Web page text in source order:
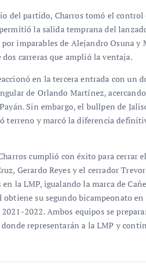
del partido, Charros tomó el
la salida temprana del
por imparables de Alejandro Osuna
carreras que amplió la ventaja.
en la tercera entrada con un
de Orlando Martínez,
Sin embargo, el bullpen de
terreno y marcó la diferencia
cumplió con éxito para cerrar
Gerardo Reyes y el cerrador
en la LMP, igualando la marca de
su segundo bicampeonato
2022. Ambos equipos se
donde representarán a la LMP y